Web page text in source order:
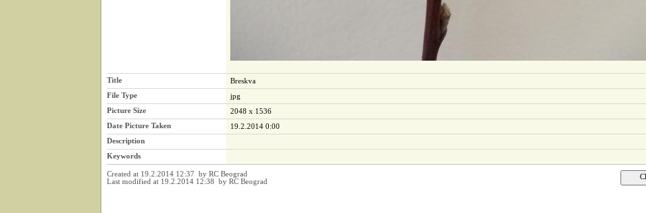
Title
Breskva
File Type
jpg
Picture Size
2048 x 1536
Date Picture Taken
19.2.2014 0:00
Description
Keywords
Created at 19.2.2014 12:37 by RC Beograd
Last modified at 19.2.2014 12:38 by RC Beograd